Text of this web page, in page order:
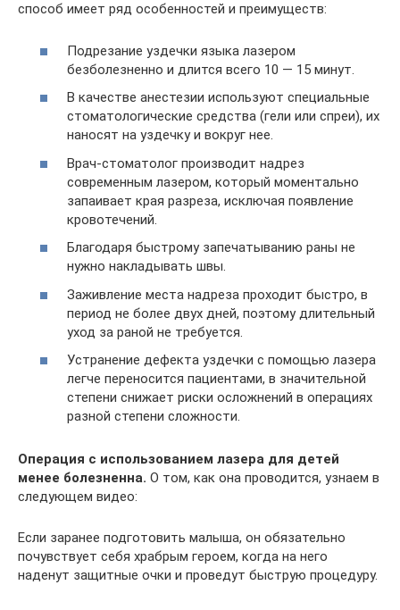
способ имеет ряд особенностей и преимуществ:
Подрезание уздечки языка лазером
безболезненно и длится всего 10 — 15 минут.
В качестве анестезии используют специальные
стоматологические средства (гели или спреи), их
наносят на уздечку и вокруг нее.
Врач-стоматолог производит надрез
современным лазером, который моментально
запаивает края разреза, исключая появление
кровотечений.
Благодаря быстрому запечатыванию раны не
нужно накладывать швы.
Заживление места надреза проходит быстро, в
период не более двух дней, поэтому длительный
уход за раной не требуется.
Устранение дефекта уздечки с помощью лазера
легче переносится пациентами, в значительной
степени снижает риски осложнений в операциях
разной степени сложности.
Операция с использованием лазера для детей
менее болезненна. О том, как она проводится, узнаем в
следующем видео:
Если заранее подготовить малыша, он обязательно
почувствует себя храбрым героем, когда на него
наденут защитные очки и проведут быструю процедуру.